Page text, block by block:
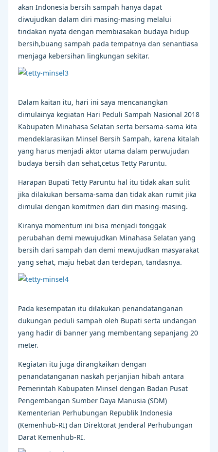
akan Indonesia bersih sampah hanya dapat
diwujudkan dalam diri masing-masing melalui
tindakan nyata dengan membiasakan budaya hidup
bersih,buang sampah pada tempatnya dan senantiasa
menjaga kebersihan lingkungan sekitar.
Dalam kaitan itu, hari ini saya mencanangkan
dimulainya kegiatan Hari Peduli Sampah Nasional 2018
Kabupaten Minahasa Selatan serta bersama-sama kita
mendeklarasikan Minsel Bersih Sampah, karena kitalah
yang harus menjadi aktor utama dalam perwujudan
budaya bersih dan sehat,cetus Tetty Paruntu.
Harapan Bupati Tetty Paruntu hal itu tidak akan sulit
jika dilakukan bersama-sama dan tidak akan rumit jika
dimulai dengan komitmen dari diri masing-masing.
Kiranya momentum ini bisa menjadi tonggak
perubahan demi mewujudkan Minahasa Selatan yang
bersih dari sampah dan demi mewujudkan masyarakat
yang sehat, maju hebat dan terdepan, tandasnya.
Pada kesempatan itu dilakukan penandatanganan
dukungan peduli sampah oleh Bupati serta undangan
yang hadir di banner yang membentang sepanjang 20
meter.
Kegiatan itu juga dirangkaikan dengan
penandatanganan naskah perjanjian hibah antara
Pemerintah Kabupaten Minsel dengan Badan Pusat
Pengembangan Sumber Daya Manusia (SDM)
Kementerian Perhubungan Republik Indonesia
(Kemenhub-RI) dan Direktorat Jenderal Perhubungan
Darat Kemenhub-RI.